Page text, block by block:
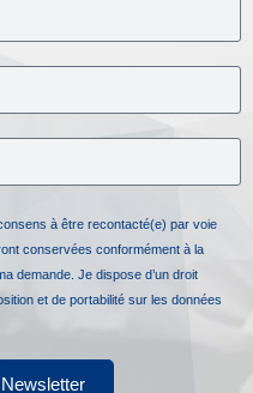
à être recontacté(e) par voie
conservées conformément à la
demande. Je dispose d’un droit
et de portabilité sur les données